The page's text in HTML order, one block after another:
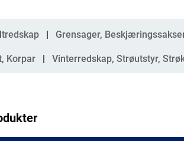
Grensager,
Korpar Vinterredskap, Strøutstyr,